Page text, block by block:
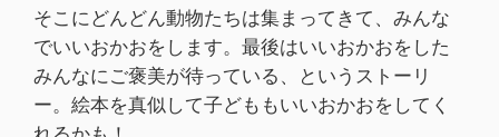
そこにどんどん動物たちは集まってきて、みんな
でいいおかおをします。最後はいいおかおをした
みんなにご褒美が待っている、というストーリ
ー。絵本を真似して子どももいいおかおをしてく